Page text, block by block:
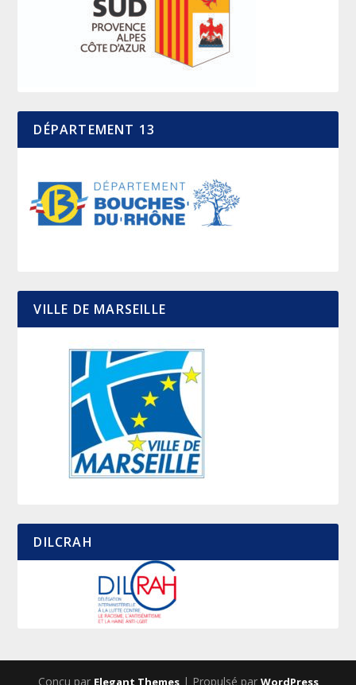
DÉPARTEMENT 13
VILLE DE MARSEILLE
DILCRAH
Conçu par | Propulsé par